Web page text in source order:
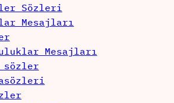
Sözleri
Mesajları
Mesajları
sözler